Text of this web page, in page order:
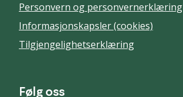
Personvern og personvernerklæring
Informasjonskapsler (cookies)
Tilgjengelighetserklæring
Følg oss